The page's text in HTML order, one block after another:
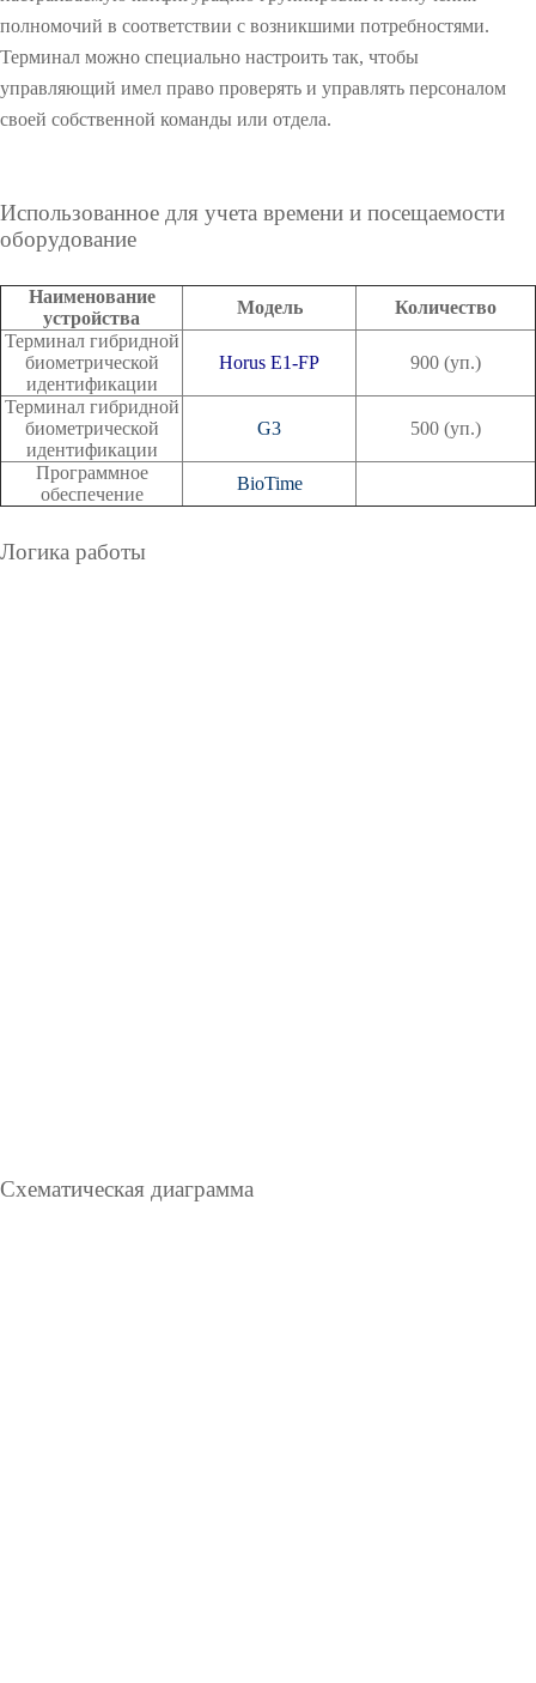
полномочий в соответствии с возникшими потребностями.
Терминал можно специально настроить так, чтобы
управляющий имел право проверять и управлять персоналом
своей собственной команды или отдела.
Использованное для учета времени и посещаемости
оборудование
Наименование
устройства
Модель
Количество
Терминал гибридной
биометрической
идентификации
Horus E1-FP 900 (уп.)
Терминал гибридной
биометрической
идентификации
G3 500 (уп.)
Программное
обеспечение
BioTime
Логика работы
Схематическая диаграмма